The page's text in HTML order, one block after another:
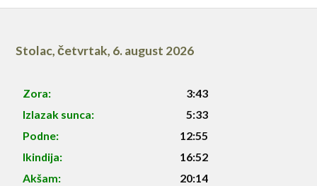
Stolac,četvrtak, 6. august 2026
Zora:
3:43
Izlazak sunca:
5:33
Podne:
12:55
Ikindija:
16:52
Akšam:
20:14